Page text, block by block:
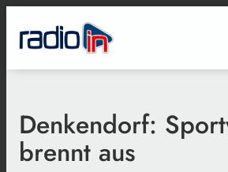
Denkendorf:
brennt aus